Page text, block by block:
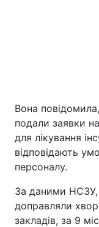
Вона
подали заявки
для лікування
відповідають
персоналу.
За даними НСЗУ,
доправляли
закладів, за 9